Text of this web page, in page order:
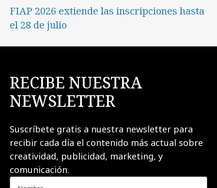
FIAP 2026 extiende las inscripciones hasta
el 28 de julio
RECIBE NUESTRA
NEWSLETTER
Suscríbete gratis a nuestra newsletter para
recibir cada día el contenido más actual sobre
creatividad, publicidad, marketing, y
comunicación.